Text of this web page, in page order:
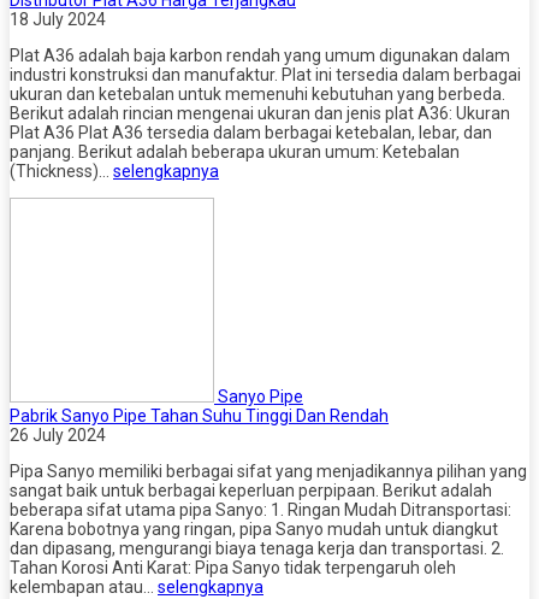
18 July 2024
Plat A36 adalah baja karbon rendah yang umum digunakan dalam
industri konstruksi dan manufaktur. Plat ini tersedia dalam berbagai
ukuran dan ketebalan untuk memenuhi kebutuhan yang berbeda.
Berikut adalah rincian mengenai ukuran dan jenis plat A36: Ukuran
Plat A36 Plat A36 tersedia dalam berbagai ketebalan, lebar, dan
panjang. Berikut adalah beberapa ukuran umum: Ketebalan
(Thickness)… selengkapnya
Sanyo Pipe
Pabrik Sanyo Pipe Tahan Suhu Tinggi Dan Rendah
26 July 2024
Pipa Sanyo memiliki berbagai sifat yang menjadikannya pilihan yang
sangat baik untuk berbagai keperluan perpipaan. Berikut adalah
beberapa sifat utama pipa Sanyo: 1. Ringan Mudah Ditransportasi:
Karena bobotnya yang ringan, pipa Sanyo mudah untuk diangkut
dan dipasang, mengurangi biaya tenaga kerja dan transportasi. 2.
Tahan Korosi Anti Karat: Pipa Sanyo tidak terpengaruh oleh
kelembapan atau… selengkapnya